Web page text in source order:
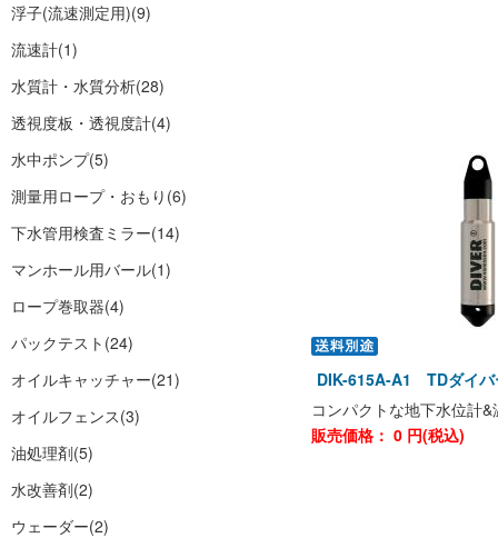
浮子(流速測定用)(9)
流速計(1)
水質計・水質分析(28)
透視度板・透視度計(4)
水中ポンプ(5)
測量用ロープ・おもり (6)
下水管用検査ミラー(14)
マンホール用バール(1)
ロープ巻取器(4)
パックテスト (24)
オイルキャッチャー(21)
オイルフェンス(3)
油処理剤(5)
水改善剤(2)
ウェーダー(2)
DIK-615A-A1 TDダイ
コンパクトな地下水位計&
販売価格： 0 円(税込)